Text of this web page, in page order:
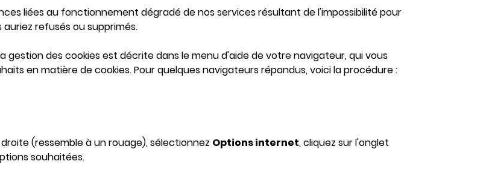
liées au fonctionnement dégradé de nos services résultant de l'impossibilité pour
refusés ou supprimés.
des cookies est décrite dans le menu d'aide de votre navigateur, qui vous
en matière de cookies. Pour quelques navigateurs répandus, voici la procédure :
(ressemble à un rouage), sélectionnez Options internet, cliquez sur l'onglet
souhaitées.